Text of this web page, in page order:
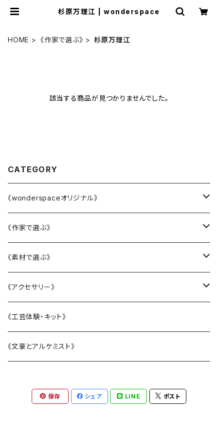
杉原万理江 | wonderspace
HOME 《作家で選ぶ》 杉原万理江
該当する商品が見つかりませんでした。
CATEGORY
《wonderspaceオリジナル》
かニャんざわ豆皿
LittleFlower
水引アクセサリー
KANAZAWAシリーズ
BOTANIC ISHIKAWA -ボタニックイシカワ-
電車シリーズ
《作家で選ぶ》
大西雄三郎
織田恵美
河村澄香
川崎知美
山近一憲
《素材で選ぶ》
陶磁器
ガラス
漆
《アクセサリー》
リング
ピアス・イヤリング
ブローチ
《工芸体験・キット》
《文豪とアルケミスト》
保存 シェア LINE ポスト